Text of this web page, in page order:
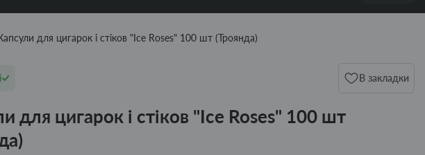
для цигарок і стіков "Ice Roses" 100 шт (Троянда)
В закладки
для цигарок і стіков "Ice Roses" 100 шт